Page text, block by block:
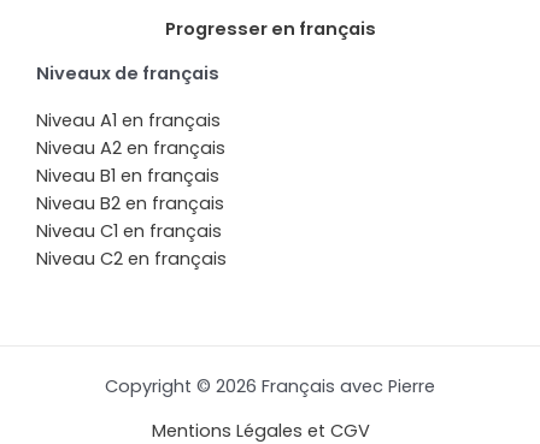
Progresser en français
Niveaux de français
Niveau A1 en français
Niveau A2 en français
Niveau B1 en français
Niveau B2 en français
Niveau C1 en français
Niveau C2 en français
Copyright © 2026 Français avec Pierre
Mentions Légales et CGV